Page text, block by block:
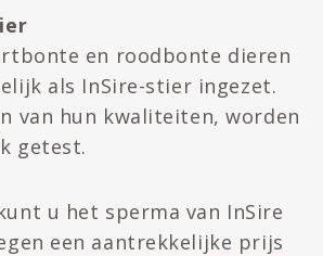
en roodbonte dieren
als InSire-stier ingezet.
van hun kwaliteiten, worden
getest.
u het sperma van InSire
een aantrekkelijke prijs